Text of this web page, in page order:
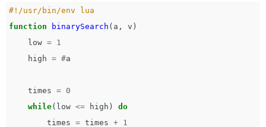
#!/usr/bin/env lua
function
binarySearch ( a , v )
low = 1
high = #a
times = 0
while( low <= high )
do
times = times + 1